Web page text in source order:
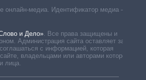
онлайн-медиа. Идентификатор медиа –
и Дело». Все права защищены и
Администрация сайта оставляет за
с информацией, которая
владельцами или авторами которой
лица.